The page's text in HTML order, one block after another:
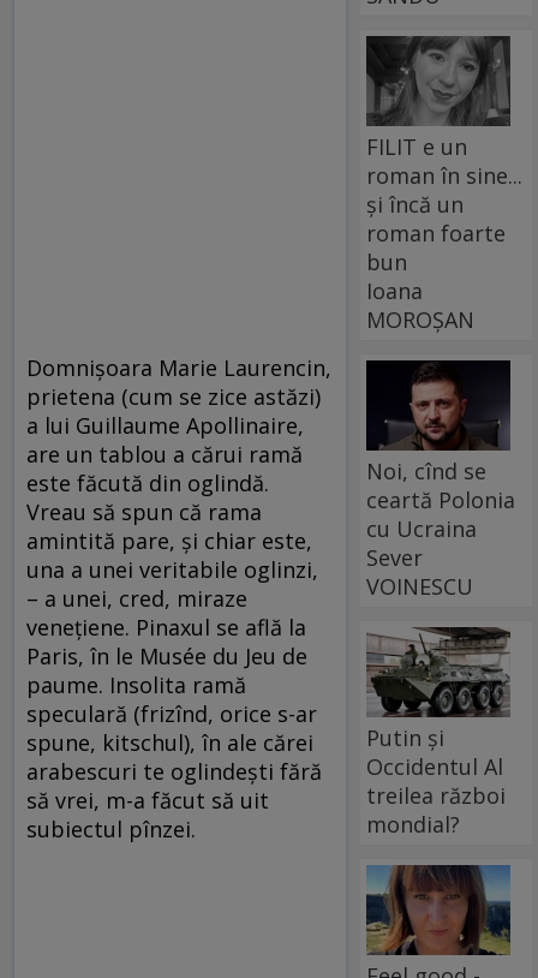
Domnişoara Marie Laurencin,
prietena (cum se zice astăzi)
a lui Guillaume Apollinaire,
are un tablou a cărui ramă
este făcută din oglindă.
Vreau să spun că rama
amintită pare, şi chiar este,
una a unei veritabile oglinzi,
– a unei, cred, miraze
veneţiene. Pinaxul se află la
Paris, în le Musée du Jeu de
paume. Insolita ramă
speculară (frizînd, orice s-ar
spune, kitschul), în ale cărei
arabescuri te oglindeşti fără
să vrei, m-a făcut să uit
subiectul pînzei.
FILIT e un
roman în sine...
și încă un
roman foarte
bun
Ioana
MOROȘAN
Noi, cînd se
ceartă Polonia
cu Ucraina
Sever
VOINESCU
Putin și
Occidentul Al
treilea război
mondial?